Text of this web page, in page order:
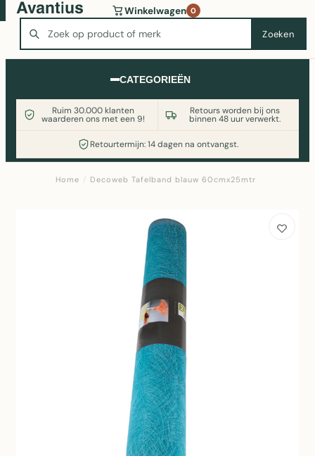
Zoeken
Winkelwagen 0
CATEGORIEËN
Ruim 30.000 klanten
waarderen ons met een 9!
Retours worden bij ons
binnen 48 uur verwerkt.
Retourtermijn: 14 dagen na ontvangst.
Wasmachine of koelkast nodig? Vergelijk alle prijzen op
Witgoedaanbod.nl
Home / Decoweb Tafelband blauw 60cmx25mtr